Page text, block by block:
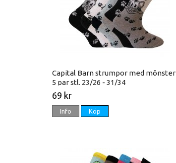
Capital Barn strumpor med mönster
5 par stl. 23/26 - 31/34
69 kr
Info Köp